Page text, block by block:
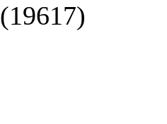
(19617)